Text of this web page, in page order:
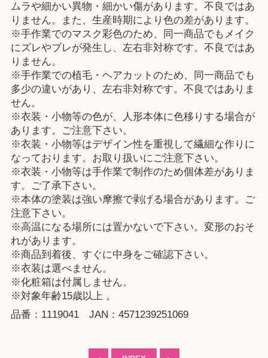
ムラや細かい異物・細かい傷があります。不良ではあ
りません。また、生産時期により色の差があります。
※手作業でのマスク彩色のため、同一商品でもメイク
にズレやブレが発生し、左右非対称です。不良ではあ
りません。
※手作業での植毛・ヘアカットのため、同一商品でも
多少の違いがあり、左右非対称です。不良ではありま
せん。
※衣装・小物等の色が、人形本体に色移りする場合が
あります。ご注意下さい。
※衣装・小物等はデザイン性を重視して繊細な作りに
なっております。お取り扱いにご注意下さい。
※衣装・小物等は手作業で制作のため個体差がありま
す。ご了承下さい。
※本体の塗装は強い摩擦で剥げる場合があります。ご
注意下さい。
※高温になる場所には置かないで下さい。変形のおそ
れがあります。
※商品到着後、すぐに中身をご確認下さい。
※衣装は選べません。
※化粧箱は付属しません。
※対象年齢15歳以上 。
品番：1119041 JAN：4571239251069